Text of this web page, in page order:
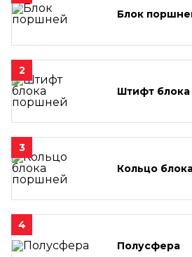
Блок
2
Штифт
3
Кольцо
4
Полусфера